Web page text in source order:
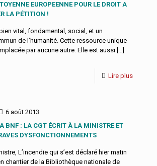
EUROPEENNE POUR LE DROIT A
LA PÉTITION !
vital, fondamental, social, et un
de l’humanité. Cette ressource unique
par aucune autre. Elle est aussi […]
Lire plus
6 août 2013
BNF : LA CGT ÉCRIT À LA MINISTRE ET
DYSFONCTIONNEMENTS
L’incendie qui s’est déclaré hier matin
chantier de la Bibliothèque nationale de